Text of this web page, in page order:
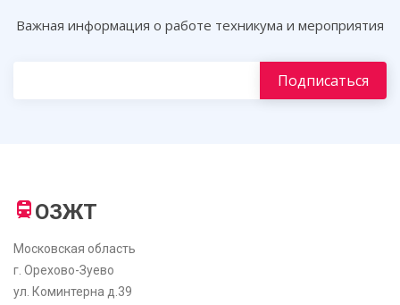
Важная информация о работе техникума и мероприятия
ОЗЖТ
Московская область
г. Орехово-Зуево
ул. Коминтерна д.39